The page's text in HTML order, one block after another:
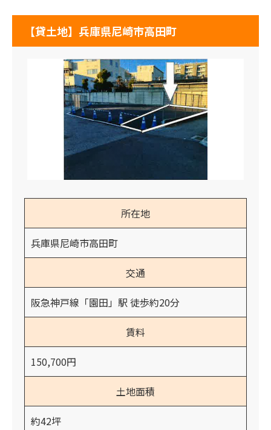
【貸土地】兵庫県尼崎市高田町
所在地
兵庫県尼崎市高田町
交通
阪急神戸線「園田」駅 徒歩約20分
賃料
150,700円
土地面積
約42坪